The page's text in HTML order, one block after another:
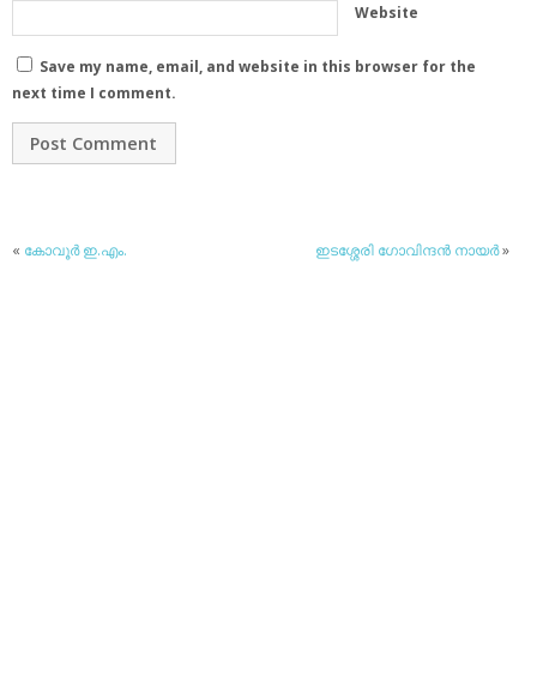
Website
Save my name, email, and website in this browser for the
next time I comment.
« കോവൂര്‍ ഇ.എം. ഇടശ്ശേരി ഗോവിന്ദന്‍ നായര്‍»